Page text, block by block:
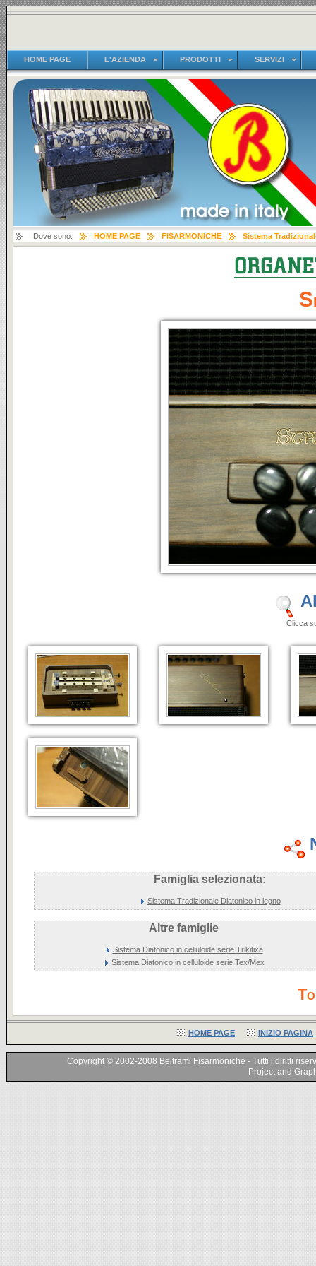
HOME PAGE L'AZIENDA PRODOTTI SERVIZI
Dove sono: HOME PAGE FISARMONICHE Sistema
Clicca sulle
Famiglia selezionata:
Sistema Tradizionale Diatonico in legno
Altre famiglie
Sistema Diatonico in celluloide serie Trikitixa
Sistema Diatonico in celluloide serie Tex/Mex
HOME PAGE INIZIO PAGINA
Copyright © 2002-2008 Beltrami Fisarmoniche - Tutti i diritti
Project and